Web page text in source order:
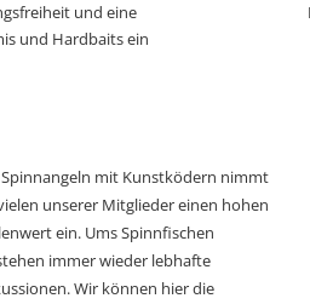
und eine
und Hardbaits ein
Spinnangeln mit Kunstködern nimmt
unserer Mitglieder einen hohen
ein. Ums Spinnfischen
immer wieder lebhafte
Wir können hier die